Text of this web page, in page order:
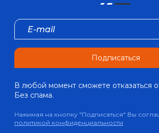
Подписаться
В любой момент сможете отказаться
Без спама.
Нажимая на кнопку "Подписаться" Вы
политикой конфиденциальности